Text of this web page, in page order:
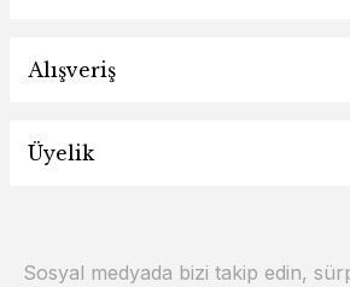
Alışveriş
Üyelik
Sosyal medyada bizi takip edin,